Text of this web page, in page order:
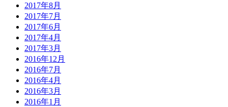
2017年8月
2017年7月
2017年6月
2017年4月
2017年3月
2016年12月
2016年7月
2016年4月
2016年3月
2016年1月